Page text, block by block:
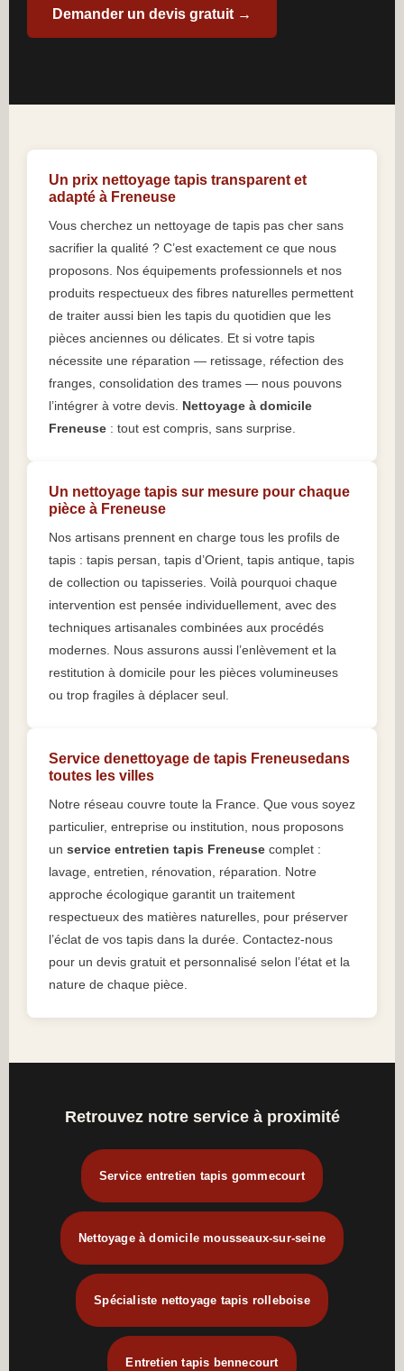
Demander un devis gratuit →
Un prix nettoyage tapis transparent et
adapté à Freneuse
Vous cherchez un nettoyage de tapis pas cher sans
sacrifier la qualité ? C’est exactement ce que nous
proposons. Nos équipements professionnels et nos
produits respectueux des fibres naturelles permettent
de traiter aussi bien les tapis du quotidien que les
pièces anciennes ou délicates. Et si votre tapis
nécessite une réparation — retissage, réfection des
franges, consolidation des trames — nous pouvons
l’intégrer à votre devis. Nettoyage à domicile
Freneuse : tout est compris, sans surprise.
Un nettoyage tapis sur mesure pour chaque
pièce à Freneuse
Nos artisans prennent en charge tous les profils de
tapis : tapis persan, tapis d’Orient, tapis antique, tapis
de collection ou tapisseries. Voilà pourquoi chaque
intervention est pensée individuellement, avec des
techniques artisanales combinées aux procédés
modernes. Nous assurons aussi l’enlèvement et la
restitution à domicile pour les pièces volumineuses
ou trop fragiles à déplacer seul.
Service denettoyage de tapis Freneusedans
toutes les villes
Notre réseau couvre toute la France. Que vous soyez
particulier, entreprise ou institution, nous proposons
un service entretien tapis Freneuse complet :
lavage, entretien, rénovation, réparation. Notre
approche écologique garantit un traitement
respectueux des matières naturelles, pour préserver
l’éclat de vos tapis dans la durée. Contactez-nous
pour un devis gratuit et personnalisé selon l’état et la
nature de chaque pièce.
Retrouvez notre service à proximité
Service entretien tapis gommecourt
Nettoyage à domicile mousseaux-sur-seine
Spécialiste nettoyage tapis rolleboise
Entretien tapis bennecourt